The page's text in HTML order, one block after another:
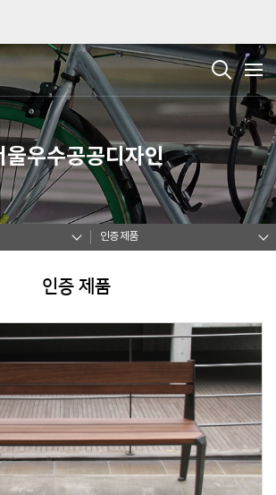
울우수공공디자인
인증 제품
인증 제품